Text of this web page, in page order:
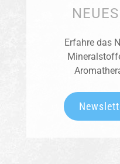
Erfahre das